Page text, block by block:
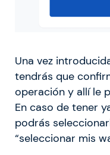
Una vez
tendrás que
operación y allí le
En caso de tener
podrás
“seleccionar mis